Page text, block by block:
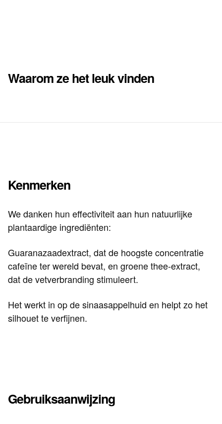
Waarom ze het leuk vinden
Kenmerken
We danken hun effectiviteit aan hun natuurlijke
plantaardige ingrediënten:
Guaranazaadextract, dat de hoogste concentratie
cafeïne ter wereld bevat, en groene thee-extract,
dat de vetverbranding stimuleert.
Het werkt in op de sinaasappelhuid en helpt zo het
silhouet te verfijnen.
Gebruiksaanwijzing